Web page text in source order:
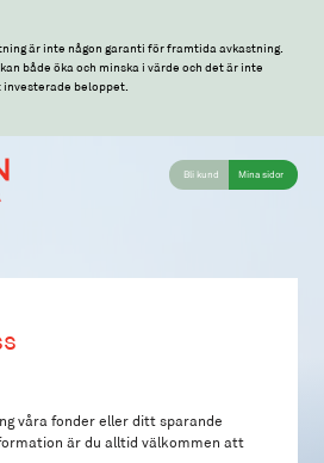
är inte någon garanti för framtida avkastning.
både öka och minska i värde och det är inte
beloppet.
Bli kund Mina sidor
våra fonder eller ditt sparande
är du alltid välkommen att